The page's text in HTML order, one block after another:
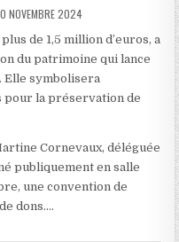
NOVEMBRE 2024
de 1,5 million d’euros, a
du patrimoine qui lance
Elle symbolisera
pour la préservation de
Cornevaux, déléguée
publiquement en salle
une convention de
dons….